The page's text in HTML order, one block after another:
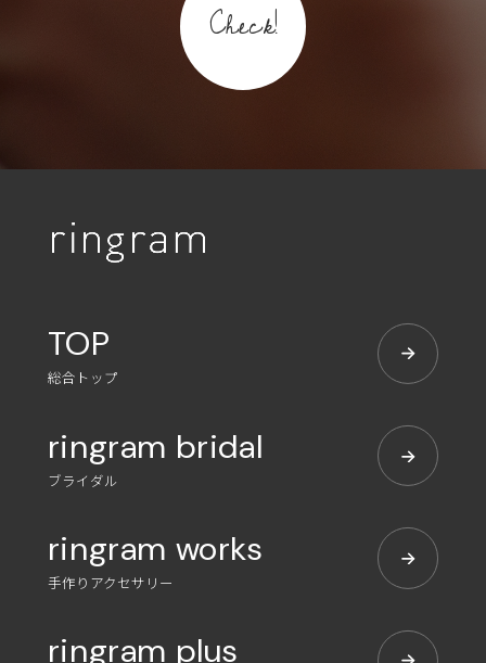
Check!
TOP
総合トップ
ringram bridal
ブライダル
ringram works
手作りアクセサリー
ringram plus